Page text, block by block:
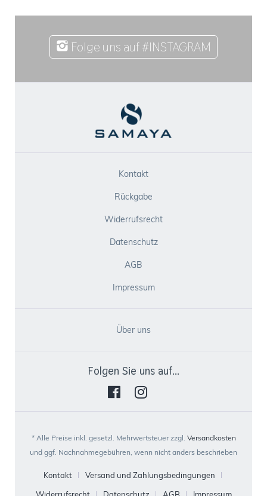
Folge uns auf #INSTAGRAM
Kontakt
Rückgabe
Widerrufsrecht
Datenschutz
AGB
Impressum
Über uns
Folgen Sie uns auf...
* Alle Preise inkl. gesetzl. Mehrwertsteuer zzgl. Versandkosten
und ggf. Nachnahmegebühren, wenn nicht anders beschrieben
Kontakt
Versand und Zahlungsbedingungen